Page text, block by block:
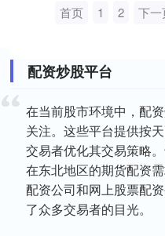
首页 1 2 下一
配资炒股平台
在当前股市环境中，配
关注。这些平台提供按
交易者优化其交易策略
在东北地区的期货配资
配资公司和网上股票配
了众多交易者的目光。